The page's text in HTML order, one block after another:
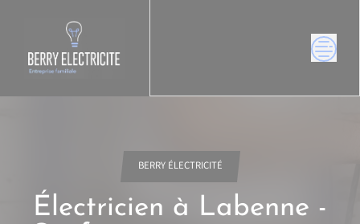
BERRY ÉLECTRICITÉ
Électricien à Labenne -